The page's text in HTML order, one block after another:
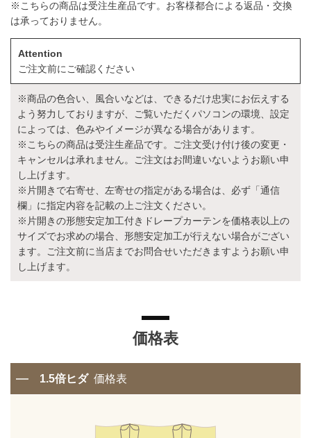
※こちらの商品は受注生産品です。お客様都合による返品・交換
は承っておりません。
Attention
ご注文前にご確認ください
※商品の色合い、風合いなどは、できるだけ忠実にお伝えする
よう努力しておりますが、ご覧いただくパソコンの環境、設定
によっては、色みやイメージが異なる場合があります。
※こちらの商品は受注生産品です。ご注文受け付け後の変更・
キャンセルは承れません。ご注文はお間違いないようお願い申
し上げます。
※片開きで右寄せ、左寄せの指定がある場合は、必ず「通信
欄」に指定内容を記載の上ご注文ください。
※片開きの形態安定加工付きドレープカーテンを価格表以上の
サイズでお求めの場合、形態安定加工が行えない場合がござい
ます。ご注文前に当店までお問合せいただきますようお願い申
し上げます。
価格表
1.5倍ヒダ 価格表